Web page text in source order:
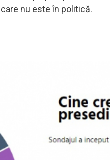
nu este în politică.